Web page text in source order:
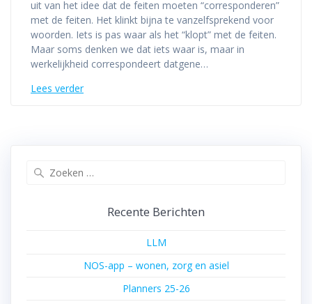
uit van het idee dat de feiten moeten “corresponderen”
met de feiten. Het klinkt bijna te vanzelfsprekend voor
woorden. Iets is pas waar als het “klopt” met de feiten.
Maar soms denken we dat iets waar is, maar in
werkelijkheid correspondeert datgene…
Lees verder
Recente Berichten
LLM
NOS-app – wonen, zorg en asiel
Planners 25-26